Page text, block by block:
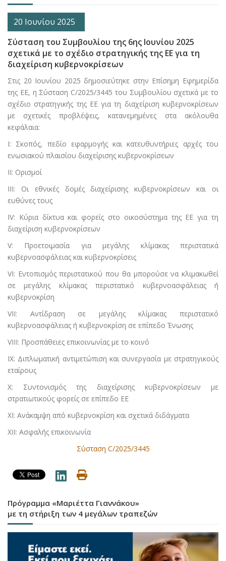
20 Ιουνίου 2025
Σύσταση του Συμβουλίου της 6ης Ιουνίου 2025
σχετικά με το σχέδιο στρατηγικής της ΕΕ για τη
διαχείριση κυβερνοκρίσεων
Στις 20 Ιουνίου 2025 δημοσιεύτηκε στην Επίσημη Εφημερίδα
της ΕΕ, η Σύσταση C/2025/3445 του Συμβουλίου σχετικά με το
σχέδιο στρατηγικής της ΕΕ για τη διαχείριση κυβερνοκρίσεων
με σχετικές προβλέψεις, κατανεμημένες στα ακόλουθα
κεφάλαια:
I: Σκοπός, πεδίο εφαρμογής και κατευθυντήριες αρχές του
ενωσιακού πλαισίου διαχείρισης κυβερνοκρίσεων
II: Ορισμοί
III: Οι εθνικές δομές διαχείρισης κυβερνοκρίσεων και οι
ευθύνες τους
IV: Κύρια δίκτυα και φορείς στο οικοσύστημα της ΕΕ για τη
διαχείριση κυβερνοκρίσεων
V: Προετοιμασία για μεγάλης κλίμακας περιστατικά
κυβερνοασφάλειας και κυβερνοκρίσεις
VI: Εντοπισμός περιστατικού που θα μπορούσε να κλιμακωθεί
σε μεγάλης κλίμακας περιστατικό κυβερνοασφάλειας ή
κυβερνοκρίση
VII: Αντίδραση σε μεγάλης κλίμακας περιστατικό
κυβερνοασφάλειας ή κυβερνοκρίση σε επίπεδο Ένωσης
VIII: Προσπάθειες επικοινωνίας με το κοινό
IX: Διπλωματική αντιμετώπιση και συνεργασία με στρατηγικούς
εταίρους
X: Συντονισμός της διαχείρισης κυβερνοκρίσεων με
στρατιωτικούς φορείς σε επίπεδο ΕΕ
XI: Ανάκαμψη από κυβερνοκρίση και σχετικά διδάγματα
XII: Ασφαλής επικοινωνία
Σύσταση C/2025/3445
Πρόγραμμα «Μαριέττα Γιαννάκου»
με τη στήριξη των 4 μεγάλων τραπεζών